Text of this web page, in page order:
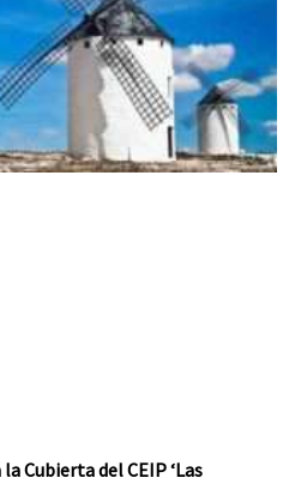
Cubierta del CEIP ‘Las